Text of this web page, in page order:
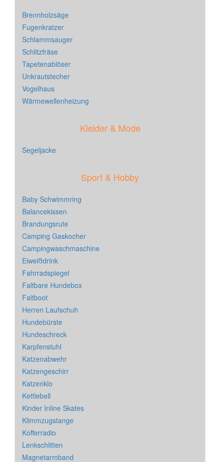
Brennholzsäge
Fugenkratzer
Schlammsauger
Schlitzfräse
Tapetenablöser
Unkrautstecher
Vogelhaus
Wärmewellenheizung
Kleider & Mode
Segeljacke
Sport & Hobby
Baby Schwimmring
Balancekissen
Brandungsrute
Camping Gaskocher
Campingwaschmaschine
Eiweißdrink
Fahrradspiegel
Faltbare Hundebox
Faltboot
Herren Laufschuh
Hundebürste
Hundeschreck
Karpfenstuhl
Katzenabwehr
Katzengeschirr
Katzenklo
Kettlebell
Kinder Inline Skates
Klimmzugstange
Kofferradio
Lenkschlitten
Magnetarmband